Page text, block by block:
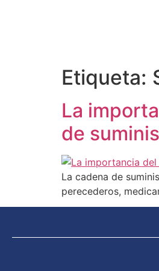
Etiqueta:
La
de
La cadena de
perecederos,